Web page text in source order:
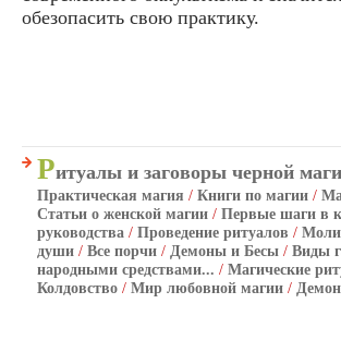
обезопасить свою практику.
Ритуалы и заговоры черной
Практическая магия / Книги по магии /
Статьи о женской магии / Первые шаги в
руководства / Проведение ритуалов /
души / Все порчи / Демоны и Бесы / Виды
народными средствами... / Магические
Колдовство / Мир любовной магии /